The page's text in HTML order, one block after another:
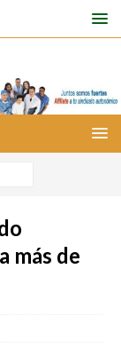
más de